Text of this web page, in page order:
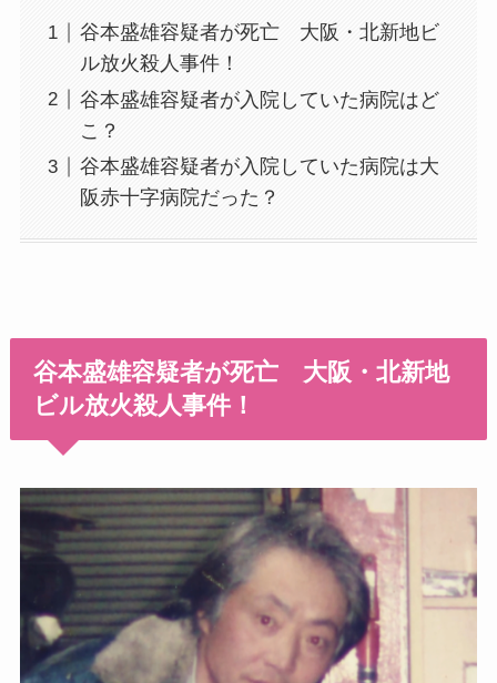
谷本盛雄容疑者が死亡 大阪・北新地ビ
ル放火殺人事件！
谷本盛雄容疑者が入院していた病院はど
こ？
谷本盛雄容疑者が入院していた病院は大
阪赤十字病院だった？
谷本盛雄容疑者が死亡 大阪・北新地
ビル放火殺人事件！